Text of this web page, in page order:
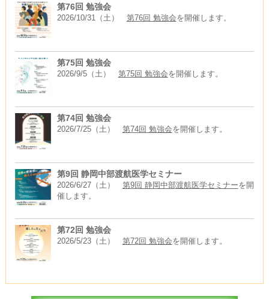
第76回 勉強会
2026/10/31（土） 第76回 勉強会を開催します。
第75回 勉強会
2026/9/5（土） 第75回 勉強会を開催します。
第74回 勉強会
2026/7/25（土） 第74回 勉強会を開催します。
第9回 静岡中部渡航医学セミナー
2026/6/27（土） 第9回 静岡中部渡航医学セミナーを開
催します。
第72回 勉強会
2026/5/23（土） 第72回 勉強会を開催します。